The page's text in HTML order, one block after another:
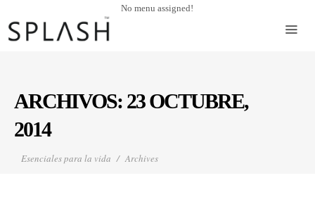
No menu assigned!
ARCHIVOS: 23 OCTUBRE,
2014
Esenciales para la vida Archives